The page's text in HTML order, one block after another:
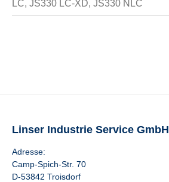
LC, JS330 LC-XD, JS330 NLC
Linser Industrie Service GmbH
Adresse:
Camp-Spich-Str. 70
D-53842 Troisdorf